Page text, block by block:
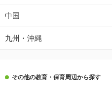
中国
九州・沖縄
その他の教育・保育周辺から探す